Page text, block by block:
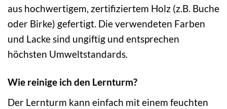
aus hochwertigem, zertifiziertem Holz (z.B. Buche
oder Birke) gefertigt. Die verwendeten Farben
und Lacke sind ungiftig und entsprechen
höchsten Umweltstandards.
Wie reinige ich den Lernturm?
Der Lernturm kann einfach mit einem feuchten